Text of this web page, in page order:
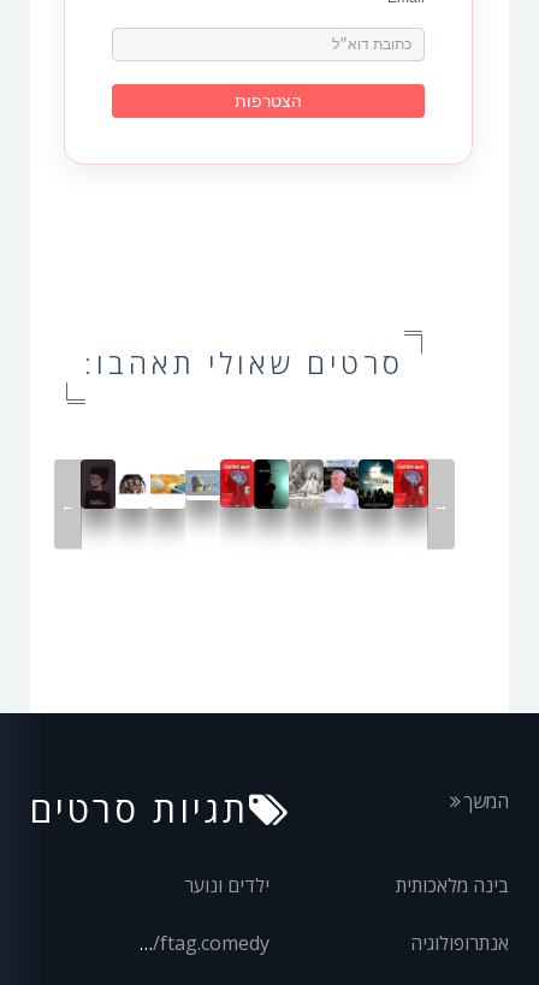
סרטים שאולי תאהבו:
← →
תגיות סרטים המשך
בינה מלאכותית
אנתרופולוגיה
ילדים ונוער
front/ftag.comedy